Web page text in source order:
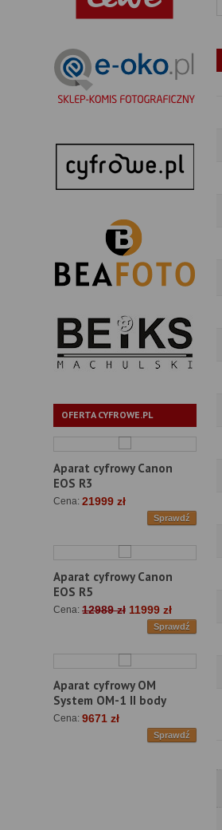
OFERTA CYFROWE.PL
Aparat cyfrowy Canon
EOS R3
Cena: 21999 zł
Sprawdź
Aparat cyfrowy Canon
EOS R5
Cena: 12989 zł 11999 zł
Sprawdź
Aparat cyfrowy OM
System OM-1 II body
Cena: 9671 zł
Sprawdź